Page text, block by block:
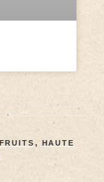
FRUITS ,
HAUTE